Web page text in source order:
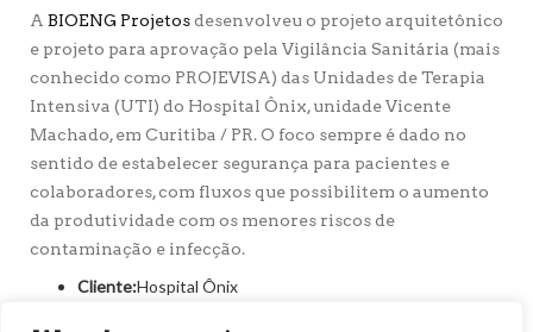
A BIOENG Projetosdesenvolveu o projeto arquitetônico
e projeto para aprovação pela Vigilância Sanitária (mais
conhecido como PROJEVISA) das Unidades de Terapia
Intensiva (UTI) do Hospital Ônix, unidade Vicente
Machado, em Curitiba / PR. O foco sempre é dado no
sentido de estabelecer segurança para pacientes e
colaboradores, com fluxos que possibilitem o aumento
da produtividade com os menores riscos de
contaminação e infecção.
Cliente:Hospital Ônix